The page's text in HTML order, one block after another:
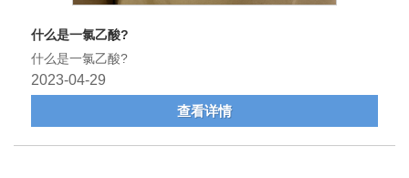
什么是一氯乙酸?
什么是一氯乙酸?
2023-04-29
查看详情